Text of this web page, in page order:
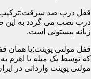
قفل درب ضد سرقت:ترکیب
زبانه پیستونی است.
که توسط یک میله یا اهرم
مولتی پوینت وارداتی در ایران معمولاً